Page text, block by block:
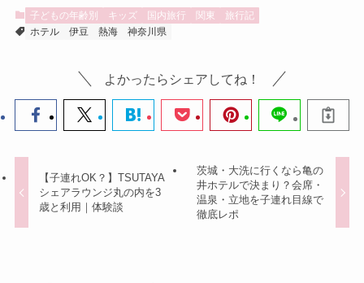
子どもの年齢別 キッズ 国内旅行 関東
旅行記
ホテル
伊豆 熱海 神奈川県
よかったらシェアしてね！
【子連れOK？】TSUTAYA
シェアラウンジ丸の内を3
歳と利用｜体験談
茨城・大洗に行くなら亀の
井ホテルで決まり？会席・
温泉・立地を子連れ目線で
徹底レポ